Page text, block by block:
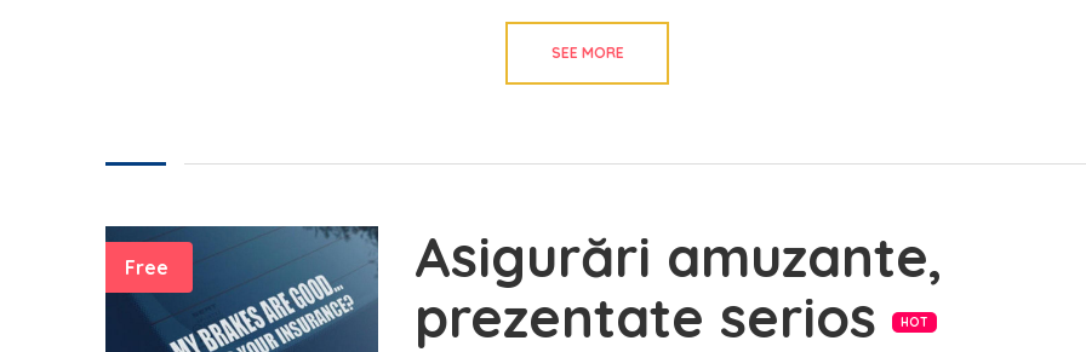
SEE MORE
Free
Asigurări amuzante,
prezentate serios
HOT